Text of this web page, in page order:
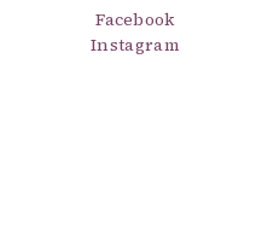
Facebook
Instagram